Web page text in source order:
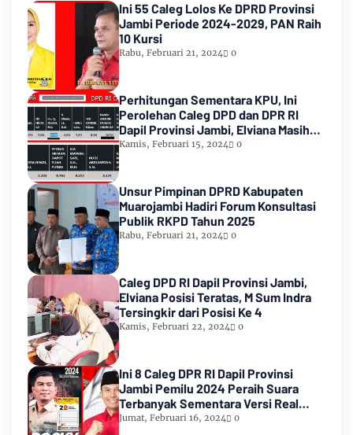
Ini 55 Caleg Lolos Ke DPRD Provinsi
Jambi Periode 2024-2029, PAN Raih
10 Kursi
Rabu, Februari 21, 2024 0
Perhitungan Sementara KPU, Ini
Perolehan Caleg DPD dan DPR RI
Dapil Provinsi Jambi, Elviana Masih
Urutan Kedua Teratas
Kamis, Februari 15, 2024 0
Unsur Pimpinan DPRD Kabupaten
Muarojambi Hadiri Forum Konsultasi
Publik RKPD Tahun 2025
Rabu, Februari 21, 2024 0
Caleg DPD RI Dapil Provinsi Jambi,
Elviana Posisi Teratas, M Sum Indra
Tersingkir dari Posisi Ke 4
Kamis, Februari 22, 2024 0
Ini 8 Caleg DPR RI Dapil Provinsi
Jambi Pemilu 2024 Peraih Suara
Terbanyak Sementara Versi Real
Count KPU RI
Jumat, Februari 16, 2024 0